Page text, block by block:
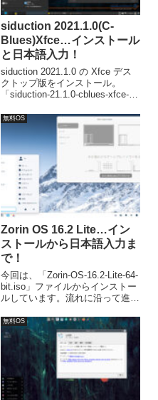
siduction 2021.1.0(C-
Blues)Xfce…インストール
と日本語入力！
siduction 2021.1.0 の Xfce デス
クトップ版をインストール。
「siduction-21.1.0-cblues-xfce-
イルを利用しています。
無料OS
Zorin OS 16.2 Lite…イン
ストールから日本語入力ま
で！
今回は、「Zorin-OS-16.2-Lite-64-
bit.iso」ファイルからインストー
ルしています。流れに沿って進め
完了し、再起動後は日本語入力が
可能になります。
無料OS